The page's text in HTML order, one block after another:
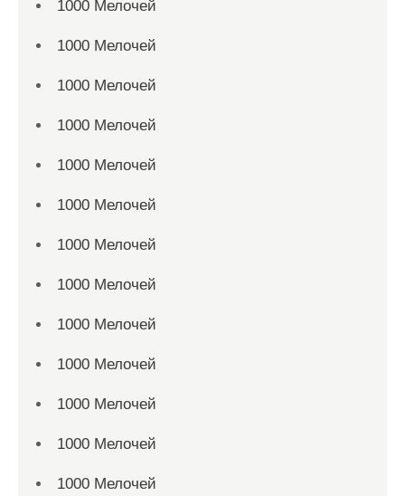
1000 Мелочей
1000 Мелочей
1000 Мелочей
1000 Мелочей
1000 Мелочей
1000 Мелочей
1000 Мелочей
1000 Мелочей
1000 Мелочей
1000 Мелочей
1000 Мелочей
1000 Мелочей
1000 Мелочей